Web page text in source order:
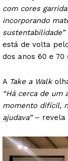
com cores
incorporando
sustentabilidade”
está de volta
dos anos 60 e
A Take a Walk
“Há cerca de um
momento difícil,
ajudava” – revela